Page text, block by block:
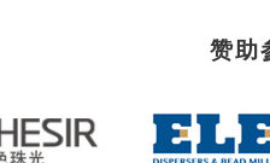
赞助